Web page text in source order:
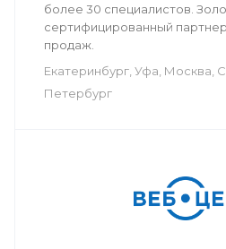
более 30 специалистов.
сертифицированный
продаж.
Екатеринбург, Уфа, Москва,
Петербург